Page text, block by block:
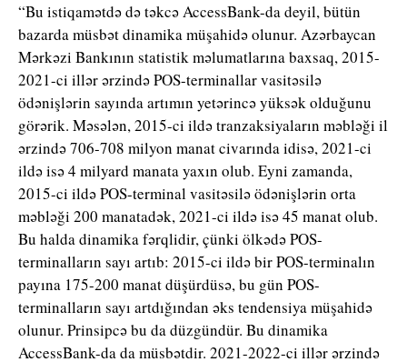
“Bu istiqamətdə də təkcə AccessBank-da deyil, bütün
bazarda müsbət dinamika müşahidə olunur. Azərbaycan
Mərkəzi Bankının statistik məlumatlarına baxsaq, 2015-
2021-ci illər ərzində POS-terminallar vasitəsilə
ödənişlərin sayında artımın yetərincə yüksək olduğunu
görərik. Məsələn, 2015-ci ildə tranzaksiyaların məbləği il
ərzində 706-708 milyon manat civarında idisə, 2021-ci
ildə isə 4 milyard manata yaxın olub. Eyni zamanda,
2015-ci ildə POS-terminal vasitəsilə ödənişlərin orta
məbləği 200 manatadək, 2021-ci ildə isə 45 manat olub.
Bu halda dinamika fərqlidir, çünki ölkədə POS-
terminalların sayı artıb: 2015-ci ildə bir POS-terminalın
payına 175-200 manat düşürdüsə, bu gün POS-
terminalların sayı artdığından əks tendensiya müşahidə
olunur. Prinsipcə bu da düzgündür. Bu dinamika
AccessBank-da da müsbətdir. 2021-2022-ci illər ərzində